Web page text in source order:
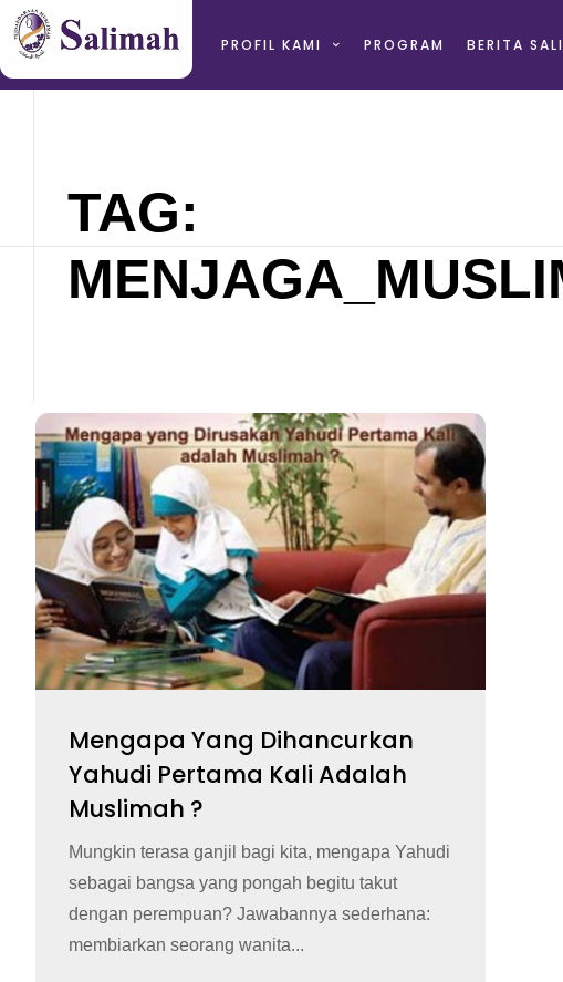
PROFIL KAMI PROGRAM BERITA
TAG:
Mengapa Yang Dihancurkan
Yahudi Pertama Kali Adalah
Muslimah ?
Mungkin terasa ganjil bagi kita, mengapa Yahudi
sebagai bangsa yang pongah begitu takut
dengan perempuan? Jawabannya sederhana:
membiarkan seorang wanita...